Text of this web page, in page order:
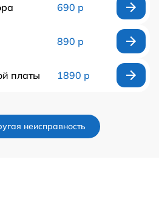
690 р
890 р
платы 1890 р
неисправность